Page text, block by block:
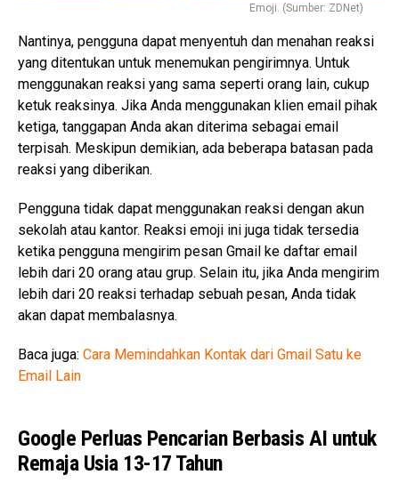
Emoji. (Sumber: ZDNet)
Nantinya, pengguna dapat menyentuh dan menahan reaksi
yang ditentukan untuk menemukan pengirimnya. Untuk
menggunakan reaksi yang sama seperti orang lain, cukup
ketuk reaksinya. Jika Anda menggunakan klien email pihak
ketiga, tanggapan Anda akan diterima sebagai email
terpisah. Meskipun demikian, ada beberapa batasan pada
reaksi yang diberikan.
Pengguna tidak dapat menggunakan reaksi dengan akun
sekolah atau kantor. Reaksi emoji ini juga tidak tersedia
ketika pengguna mengirim pesan Gmail ke daftar email
lebih dari 20 orang atau grup. Selain itu, jika Anda mengirim
lebih dari 20 reaksi terhadap sebuah pesan, Anda tidak
akan dapat membalasnya.
Baca juga: Cara Memindahkan Kontak dari Gmail Satu ke
Email Lain
Google Perluas Pencarian Berbasis AI untuk
Remaja Usia 13-17 Tahun